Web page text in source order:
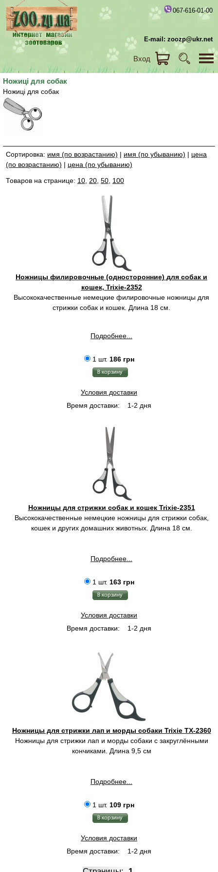
067-616-01-00
E-mail: zoozp@ukr.net
Вход
Ножиці для собак
Ножиці для собак
Сортировка: имя (по возрастанию) | имя (по убыванию) | цена
(по возрастанию) | цена (по убыванию)
Товаров на странице: 10 20 50 100
Ножницы филировочные (односторонние) для собак и
кошек, Trixie-2352
Высококачественные немецкие филировочные ножницы для
стрижки собак и кошек. Длина 18 см.
Подробнее...
1 шт. 186 грн
Условия доставки
Время доставки:
1-2 дня
Ножницы для стрижки собак и кошек Trixie-2351
Высококачественные немецкие ножницы для стрижки собак,
кошек и других домашних животных. Длина 18 см.
Подробнее...
1 шт. 163 грн
Условия доставки
Время доставки:
1-2 дня
Ножницы для стрижки лап и морды собаки Trixie TX-2360
Ножницы для стрижки лап и морды собаки c закруглёнными
кончиками. Длина 9,5 см
Подробнее...
1 шт. 109 грн
Условия доставки
Время доставки:
1-2 дня